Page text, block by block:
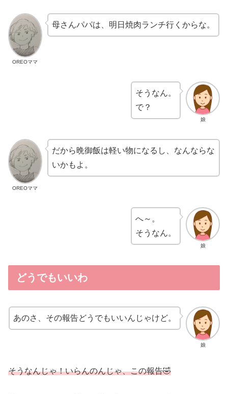
OREOママ
母さんパパは、明日焼肉ランチ行くからな。
娘
そうなん。
で？
OREOママ
だから晩御飯は軽い物になるし、なんならな
いかもよ。
娘
へ～。
そうなん。
どうでもいいわ
娘
あのさ、その報告どうでもいいんじゃけど。
そうなんじゃ！いらんのんじゃ、この報告🤣